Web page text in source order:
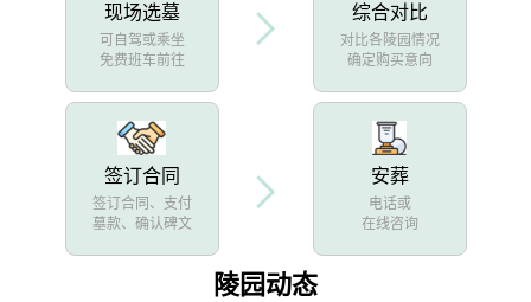
现场选墓
可自驾或乘坐
免费班车前往
综合对比
对比各陵园情况
确定购买意向
签订合同
签订合同、支付
墓款、确认碑文
安葬
电话或
在线咨询
陵园动态